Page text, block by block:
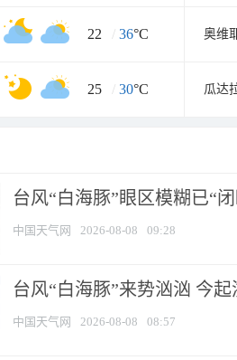
22 / 36°C 奥维
25 / 30°C 瓜达
台风“白海豚”眼区模糊已“
中国天气网 2026-08-08 09:28
台风“白海豚”来势汹汹 今
中国天气网 2026-08-08 08:57